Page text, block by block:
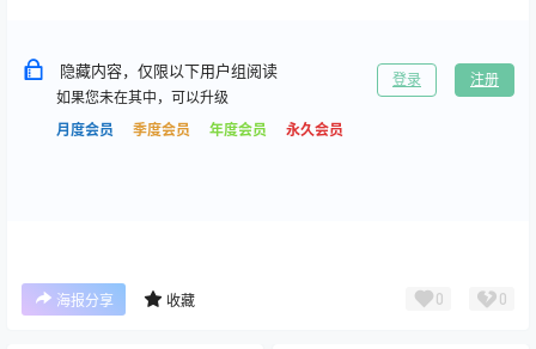
隐藏内容，仅限以下用户组阅读
如果您未在其中，可以升级
月度会员
季度会员 年度会员 永久会员
登录 注册
海报分享 收藏 0 0